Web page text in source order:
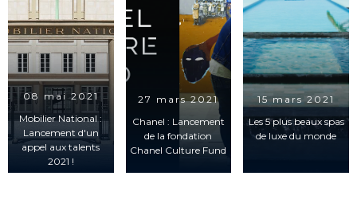
08 mai 2021
Mobilier National :
Lancement d'un
appel aux talents
2021 !
27 mars 2021
Chanel : Lancement
de la fondation
Chanel Culture Fund
15 mars 2021
Les 5 plus beaux spas
de luxe du monde